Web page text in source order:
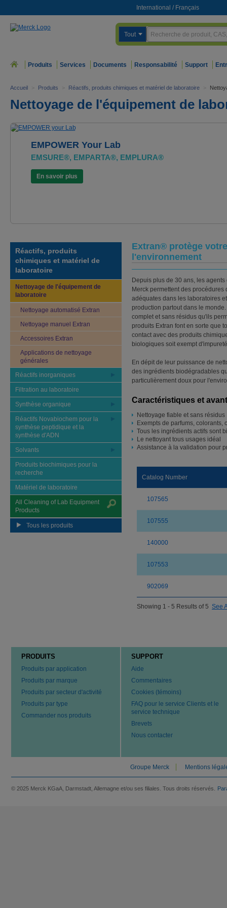
International / Français
Tout
Produits Services Documents Responsabilité Support
Accueil > Produits > Réactifs, produits chimiques et matériel de laboratoire >
Nettoyage de l'équipement de
EMPOWER Your Lab
EMSURE®, EMPARTA®, EMPLURA®
En savoir plus
Réactifs, produits
chimiques et matériel de
laboratoire
Nettoyage de l'équipement de
laboratoire
Nettoyage automatisé Extran
Nettoyage manuel Extran
Accessoires Extran
Applications de nettoyage
générales
Réactifs inorganiques
Filtration au laboratoire
Synthèse organique
Réactifs Novabiochem pour la
synthèse peptidique et la
synthèse d'ADN
Solvants
Produits biochimiques pour la
recherche
Matériel de laboratoire
All Cleaning of Lab Equipment
Products
Tous les produits
Extran® protège
l'environnement
Depuis plus de 30 ans, les
Merck permettent des
adéquates dans les laboratoires
production partout dans le
complet et sans résidus qu'ils
produits Extran font en sorte que
contact avec des produits
biologiques soit exempt
En dépit de leur puissance de
des ingrédients biodégradables
particulièrement doux pour
Caractéristiques et
Nettoyage fiable et sans résidus
Exempts de parfums,
Tous les ingrédients actifs sont
Le nettoyant tous usages idéal
Assistance à la validation pour
Catalog Number
107565
107555
140000
107553
902069
Showing 1 - 5 Results of 5 See
PRODUITS
Produits par application
Produits par marque
Produits par secteur d'activité
Produits par type
Commander nos produits
SUPPORT
Aide
Commentaires
Cookies (témoins)
FAQ pour le service Clients et le
service technique
Brevets
Nous contacter
Groupe Merck Mentions
© 2025 Merck KGaA, Darmstadt, Allemagne et/ou ses filiales. Tous droits réservés.